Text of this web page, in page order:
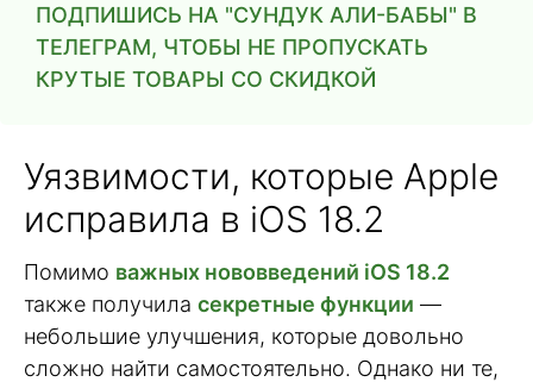
ПОДПИШИСЬ НА "СУНДУК АЛИ-БАБЫ" В
ТЕЛЕГРАМ, ЧТОБЫ НЕ ПРОПУСКАТЬ
КРУТЫЕ ТОВАРЫ СО СКИДКОЙ
Уязвимости, которые Apple
исправила в iOS 18.2
Помимо важных нововведений iOS 18.2
также получила секретные функции —
небольшие улучшения, которые довольно
сложно найти самостоятельно. Однако ни те,